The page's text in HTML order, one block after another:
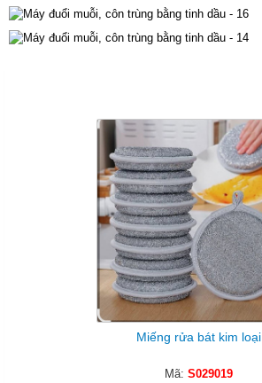
Miếng rửa bát kim loại
Mã: S029019